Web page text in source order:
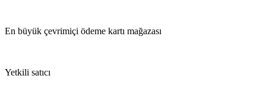
En büyük çevrimiçi ödeme kartı mağazası
Yetkili satıcı